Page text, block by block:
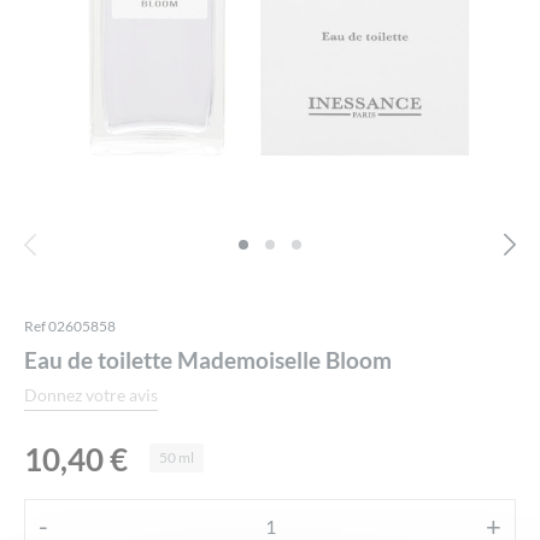
Ref 02605858
Eau de toilette Mademoiselle Bloom
Donnez votre avis
10,40€ 50 ml
- +